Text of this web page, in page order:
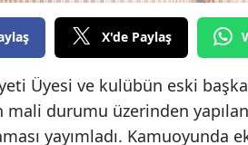
X'de Paylaş
Üyesi ve kulübün eski
mali durumu üzerinden
yayımladı. Kamuoyunda